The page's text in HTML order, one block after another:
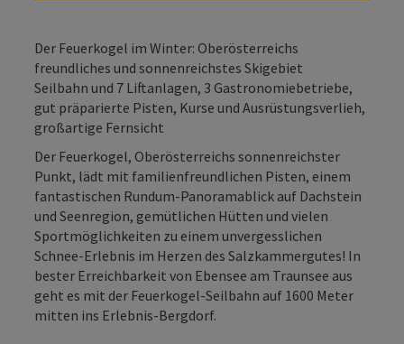
Der Feuerkogel im Winter: Oberösterreichs
freundliches und sonnenreichstes Skigebiet
Seilbahn und 7 Liftanlagen, 3 Gastronomiebetriebe,
gut präparierte Pisten, Kurse und Ausrüstungsverlieh,
großartige Fernsicht
Der Feuerkogel, Oberösterreichs sonnenreichster
Punkt, lädt mit familienfreundlichen Pisten, einem
fantastischen Rundum-Panoramablick auf Dachstein
und Seenregion, gemütlichen Hütten und vielen
Sportmöglichkeiten zu einem unvergesslichen
Schnee-Erlebnis im Herzen des Salzkammergutes! In
bester Erreichbarkeit von Ebensee am Traunsee aus
geht es mit der Feuerkogel-Seilbahn auf 1600 Meter
mitten ins Erlebnis-Bergdorf.